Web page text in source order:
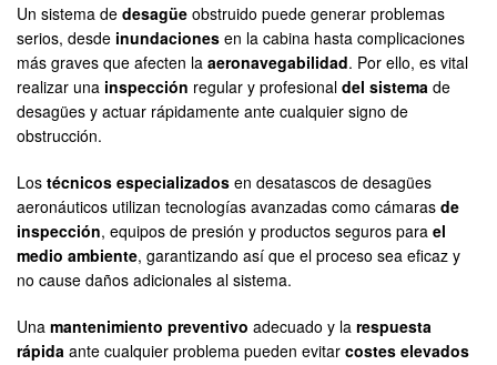
Un sistema de desagüe obstruido puede generar problemas
serios, desde inundaciones en la cabina hasta complicaciones
más graves que afecten la aeronavegabilidad. Por ello, es vital
realizar una inspección regular y profesional del sistema de
desagües y actuar rápidamente ante cualquier signo de
obstrucción.
Los técnicos especializados en desatascos de desagües
aeronáuticos utilizan tecnologías avanzadas como cámaras de
inspección, equipos de presión y productos seguros para el
medio ambiente, garantizando así que el proceso sea eficaz y
no cause daños adicionales al sistema.
Una mantenimiento preventivo adecuado y la respuesta
rápida ante cualquier problema pueden evitar costes elevados